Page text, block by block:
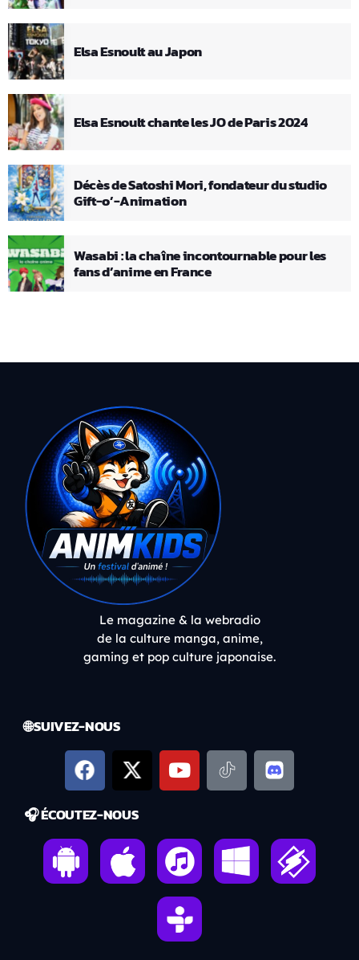
Elsa Esnoult au Japon
Elsa Esnoult chante les JO de Paris 2024
Décès de Satoshi Mori, fondateur du studio
Gift-o’-Animation
Wasabi : la chaîne incontournable pour les
fans d’anime en France
Le magazine & la webradio
de la culture manga, anime,
gaming et pop culture japonaise.
🌐 SUIVEZ-NOUS
🎧 ÉCOUTEZ-NOUS